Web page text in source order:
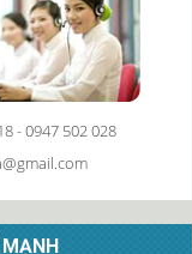
- 0947 502 028